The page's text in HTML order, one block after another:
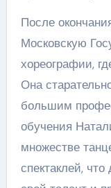
После
Московскую
хореографии,
Она
большим
обучения
множестве
спектаклей,